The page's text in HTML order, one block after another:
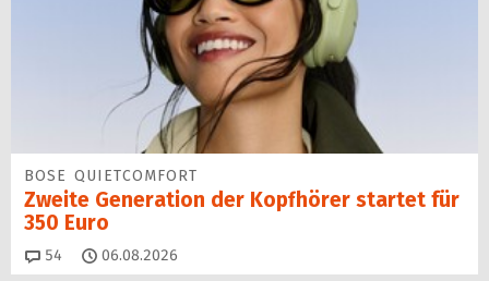
BOSE QUIETCOMFORT
Zweite Generation der Kopfhörer startet für
350 Euro
54 Kommentare
06.08.2026